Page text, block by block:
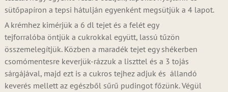
sütőpapíron a tepsi hátulján egyenként megsütjük a 4 lapot.
A krémhez kimérjük a 6 dl tejet és a felét egy
tejforralóba öntjük a cukrokkal együtt, lassú tűzön
összemelegítjük. Közben a maradék tejet egy shékerben
csomómentesre keverjük-rázzuk a liszttel és a 3 tojás
sárgájával, majd ezt is a cukros tejhez adjuk és állandó
keverés mellett az egészből sűrű pudingot főzünk. Végül